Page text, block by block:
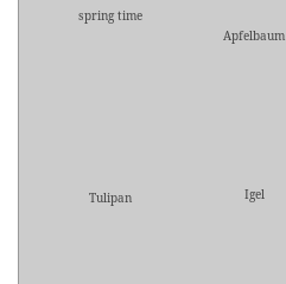
spring time
Apfelbaum
Tulipan Igel